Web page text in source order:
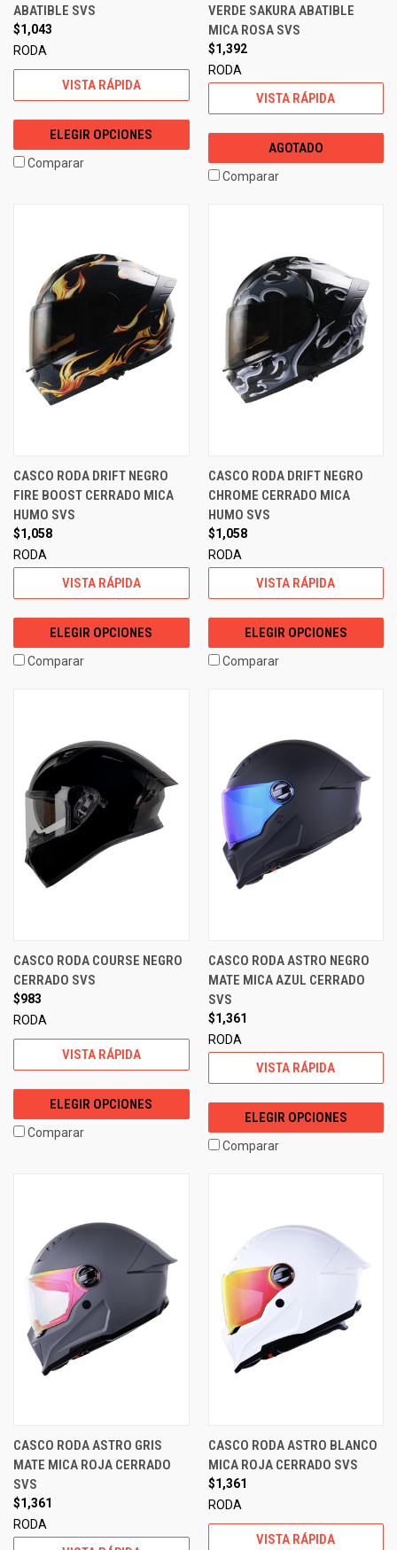
ABATIBLE SVS
$1,043
RODA
VISTA RÁPIDA
ELEGIR OPCIONES
Comparar
VERDE SAKURA ABATIBLE
MICA ROSA SVS
$1,392
RODA
VISTA RÁPIDA
AGOTADO
Comparar
CASCO RODA DRIFT NEGRO
FIRE BOOST CERRADO MICA
HUMO SVS
$1,058
RODA
VISTA RÁPIDA
ELEGIR OPCIONES
Comparar
CASCO RODA DRIFT NEGRO
CHROME CERRADO MICA
HUMO SVS
$1,058
RODA
VISTA RÁPIDA
ELEGIR OPCIONES
Comparar
CASCO RODA COURSE NEGRO
CERRADO SVS
$983
RODA
VISTA RÁPIDA
ELEGIR OPCIONES
Comparar
CASCO RODA ASTRO NEGRO
MATE MICA AZUL CERRADO
SVS
$1,361
RODA
VISTA RÁPIDA
ELEGIR OPCIONES
Comparar
CASCO RODA ASTRO GRIS
MATE MICA ROJA CERRADO
SVS
$1,361
RODA
CASCO RODA ASTRO BLANCO
MICA ROJA CERRADO SVS
$1,361
RODA
VISTA RÁPIDA